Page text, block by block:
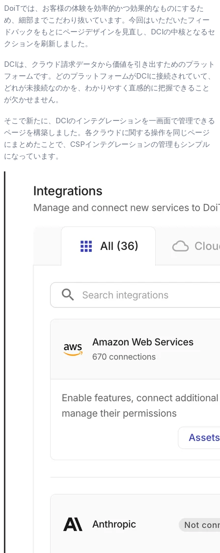
DoiTでは、お客様の体験を効率的かつ効果的なものにするた
め、細部までこだわり抜いています。今回はいただいたフィー
ドバックをもとにページデザインを見直し、DCIの中核となるセ
クションを刷新しました。
DCIは、クラウド請求データから価値を引き出すためのプラット
フォームです。どのプラットフォームがDCIに接続されていて、
どれが未接続なのかを、わかりやすく直感的に把握できること
が欠かせません。
そこで新たに、DCIのインテグレーションを一画面で管理できる
ページを構築しました。各クラウドに関する操作を同じページ
にまとめたことで、CSPインテグレーションの管理もシンプル
になっています。